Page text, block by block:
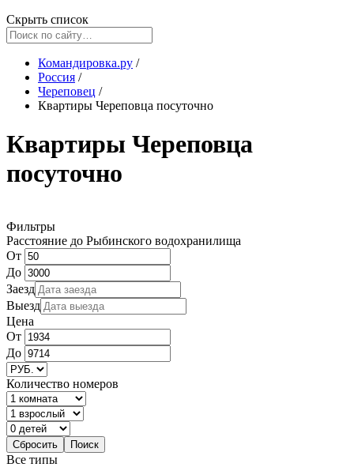
Скрыть список
Командировка.ру /
Россия /
Череповец /
Квартиры Череповца посуточно
Квартиры Череповца
посуточно
Фильтры
Расстояние до Рыбинского водохранилища
От
До
Заезд
Выезд
Цена
От
До
Количество номеров
Все типы